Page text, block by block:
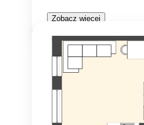
Zobacz więcej